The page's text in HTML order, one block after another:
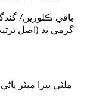
گرمي پد (اصل